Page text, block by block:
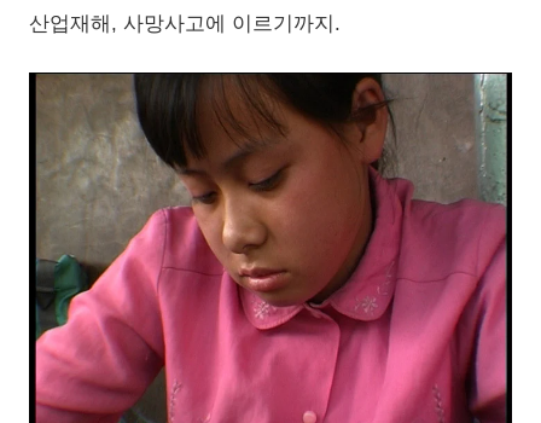
산업재해, 사망사고에 이르기까지.